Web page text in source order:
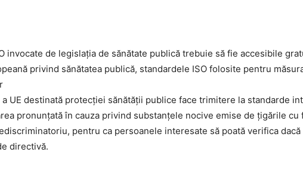
privind sănătatea publică, standardele ISO folosite pentru
UE destinată protecției sănătății publice face trimitere la standarde
pronunțată în cauza privind substanțele nocive emise de țigările cu
pentru ca persoanele interesate să poată verifica
directivă.